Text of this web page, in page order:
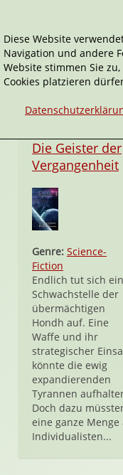
Die neunte
Die Geister der
Vergangenheit
Genre: Science-
Fiction
Endlich tut sich
Schwachstelle der
übermächtigen
Hondh auf. Eine
Waffe und ihr
strategischer
könnte die ewig
expandierenden
Tyrannen
Doch dazu
eine ganze Menge
Individualisten...
Diese Website
Navigation und andere
Website stimmen Sie
Cookies platzieren